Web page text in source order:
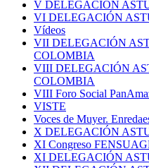
V DELEGACIÓN
VI DELEGACIÓN
Vídeos
VII DELEGACIÓN
COLOMBIA
VIII DELEGACIÓN
COLOMBIA
VIII Foro Social
VISTE
Voces de Muyer.
X DELEGACIÓN
XI Congreso
XI DELEGACIÓN